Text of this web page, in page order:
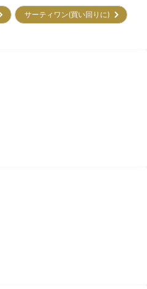
サーティワン(買い回りに)